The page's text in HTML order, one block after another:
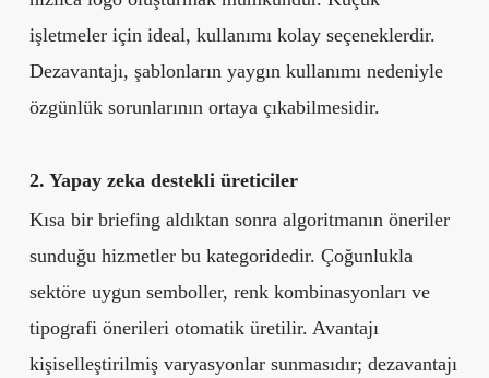
işletmeler için ideal, kullanımı kolay seçeneklerdir.
Dezavantajı, şablonların yaygın kullanımı nedeniyle
özgünlük sorunlarının ortaya çıkabilmesidir.
2. Yapay zeka destekli üreticiler
Kısa bir briefing aldıktan sonra algoritmanın öneriler
sunduğu hizmetler bu kategoridedir. Çoğunlukla
sektöre uygun semboller, renk kombinasyonları ve
tipografi önerileri otomatik üretilir. Avantajı
kişiselleştirilmiş varyasyonlar sunmasıdır; dezavantajı